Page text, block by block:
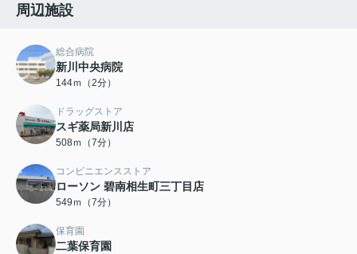
周辺施設
総合病院
新川中央病院
144ｍ（2分）
ドラッグストア
スギ薬局新川店
508ｍ（7分）
コンビニエンスストア
ローソン 碧南相生町三丁目店
549ｍ（7分）
保育園
二葉保育園